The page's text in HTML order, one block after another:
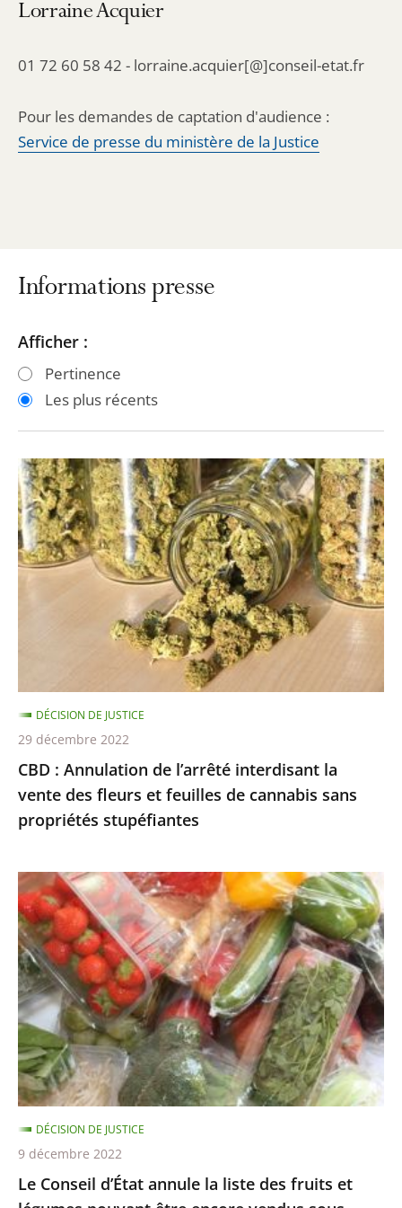
Lorraine Acquier
01 72 60 58 42 - lorraine.acquier[@]conseil-etat.fr
Pour les demandes de captation d'audience :
Service de presse du ministère de la Justice
Informations presse
Passer
les
filtres
après
Passer
les
filtres
avant
Afficher :
Pertinence
Les plus récents
CBD
:
Annulation
de
l’arrêté
fleurs
et
feuilles
de
cannabis
sans
stupéfiantes
CBD : Annulation de l’arrêté interdisant la
vente des fleurs et feuilles de cannabis sans
propriétés stupéfiantes
DÉCISION DE JUSTICE
29 décembre 2022
Le
Conseil
d’État
annule
la
liste
des
fruits
et
légumes
pouvant
être
encore
Le Conseil d’État annule la liste des fruits et
DÉCISION DE JUSTICE
9 décembre 2022